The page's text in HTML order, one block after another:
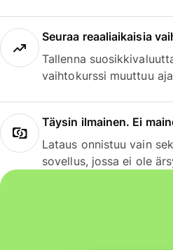
Seuraa reaaliaikaisia
Tallenna
vaihtokurssi muuttuu
Täysin ilmainen. Ei
Lataus onnistuu vain
sovellus, jossa ei ole